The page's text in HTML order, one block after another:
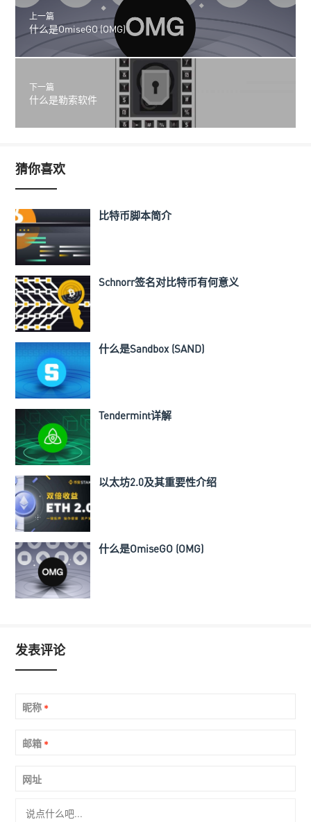
上一篇
什么是OmiseGO (OMG)
下一篇
什么是勒索软件
猜你喜欢
比特币脚本简介
Schnorr签名对比特币有何意义
什么是Sandbox (SAND)
Tendermint详解
以太坊2.0及其重要性介绍
什么是OmiseGO (OMG)
发表评论
昵称 *
邮箱 *
网址